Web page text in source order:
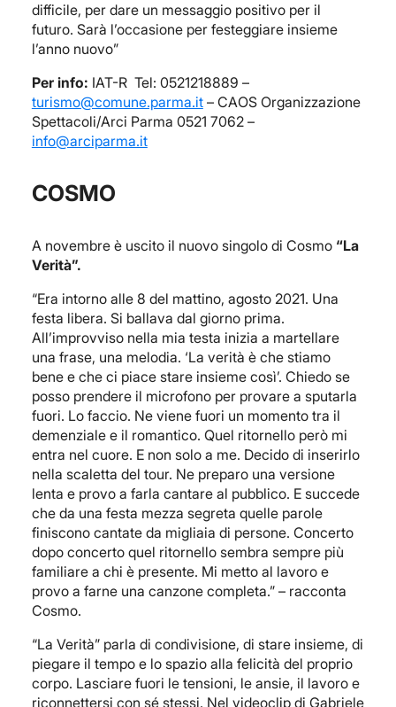
difficile, per dare un messaggio positivo per il
futuro. Sarà l’occasione per festeggiare insieme
l’anno nuovo”
Per info: IAT-R Tel: 0521218889 –
turismo@comune.parma.it– CAOS Organizzazione
Spettacoli/Arci Parma 0521 7062 –
info@arciparma.it
COSMO
A novembre è uscito il nuovo singolo di Cosmo “La
Verità”.
“Era intorno alle 8 del mattino, agosto 2021. Una
festa libera. Si ballava dal giorno prima.
All’improvviso nella mia testa inizia a martellare
una frase, una melodia. ‘La verità è che stiamo
bene e che ci piace stare insieme così’. Chiedo se
posso prendere il microfono per provare a sputarla
fuori. Lo faccio. Ne viene fuori un momento tra il
demenziale e il romantico. Quel ritornello però mi
entra nel cuore. E non solo a me. Decido di inserirlo
nella scaletta del tour. Ne preparo una versione
lenta e provo a farla cantare al pubblico. E succede
che da una festa mezza segreta quelle parole
finiscono cantate da migliaia di persone. Concerto
dopo concerto quel ritornello sembra sempre più
familiare a chi è presente. Mi metto al lavoro e
provo a farne una canzone completa.” – racconta
Cosmo.
“La Verità” parla di condivisione, di stare insieme, di
piegare il tempo e lo spazio alla felicità del proprio
corpo. Lasciare fuori le tensioni, le ansie, il lavoro e
riconnettersi con sé stessi. Nel videoclip di Gabriele